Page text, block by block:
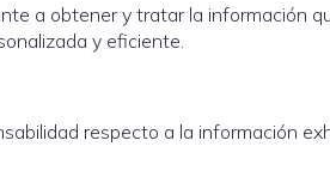
a obtener y tratar la información
y eficiente.
respecto a la información